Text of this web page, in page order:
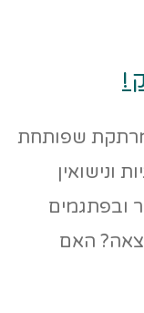
שפותחת
ונישואין
ובפתגמים
האם